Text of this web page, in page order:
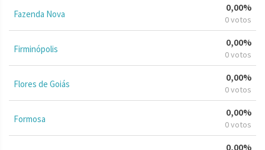
Fazenda Nova
0,00%
0 votos
Firminópolis
0,00%
0 votos
Flores de Goiás
0,00%
0 votos
Formosa
0,00%
0 votos
0,00%